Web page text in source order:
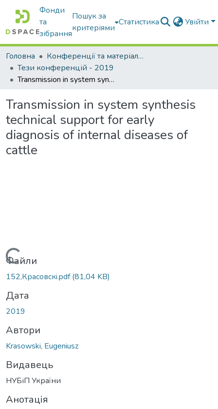
Фонди
та
зібрання
Пошук за
критеріями
Статистика Увійти
Головна
Конференції та матеріали конференцій
Тези конференцій - 2019
Transmission in system synthesis technical support for early diagnosis of internal diseases of cattle
Transmission in system synthesis
technical support for early
diagnosis of internal diseases of
cattle
Вантажиться...
Файли
152,Красовскi.pdf(81,04 KB)
Дата
2019
Автори
Krasowski, Eugeniusz
Видавець
НУБіП України
Анотація